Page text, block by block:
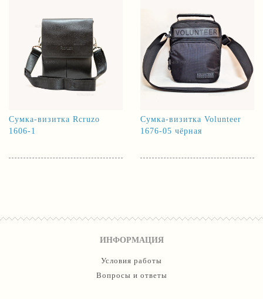
Сумка-визитка Rcruzo
1606-1
Сумка-визитка Volunteer
1676-05 чёрная
ИНФОРМАЦИЯ
Условия работы
Вопросы и ответы